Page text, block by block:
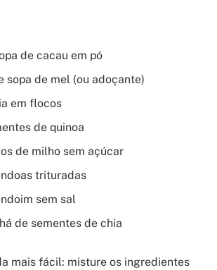
de cacau em pó
sopa de mel (ou adoçante)
em flocos
de quinoa
de milho sem açúcar
trituradas
sem sal
de sementes de chia
mais fácil: misture os ingredientes